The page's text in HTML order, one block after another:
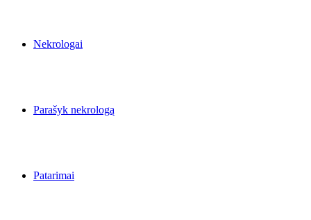
Nekrologai
Parašyk nekrologą
Patarimai